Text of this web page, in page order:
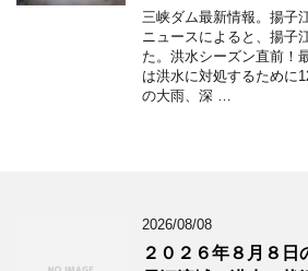
三峡ダム最新情報。揚子
ニュースによると、揚子
た。洪水シーズン直前！
は洪水に対処するために
の大雨、深 …
2026/08/08
２０２６年８月８日